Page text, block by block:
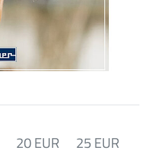
20 EUR
25 EUR